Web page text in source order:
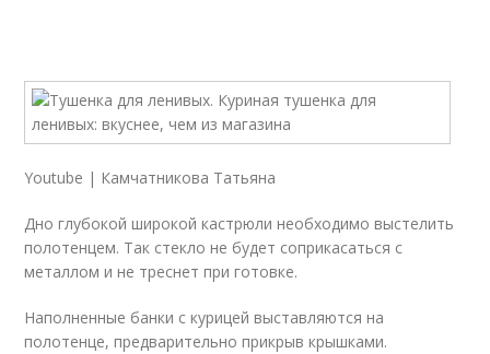
Youtube | Камчатникова Татьяна
Дно глубокой широкой кастрюли необходимо выстелить
полотенцем. Так стекло не будет соприкасаться с
металлом и не треснет при готовке.
Наполненные банки с курицей выставляются на
полотенце, предварительно прикрыв крышками.